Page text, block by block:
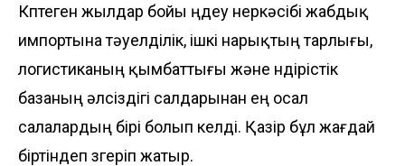
Көптеген жылдар бойы өңдеу өнеркәсібі жабдық
импортына тәуелділік, ішкі нарықтың тарлығы,
логистиканың қымбаттығы және өндірістік
базаның әлсіздігі салдарынан ең осал
салалардың бірі болып келді. Қазір бұл жағдай
біртіндеп өзгеріп жатыр.